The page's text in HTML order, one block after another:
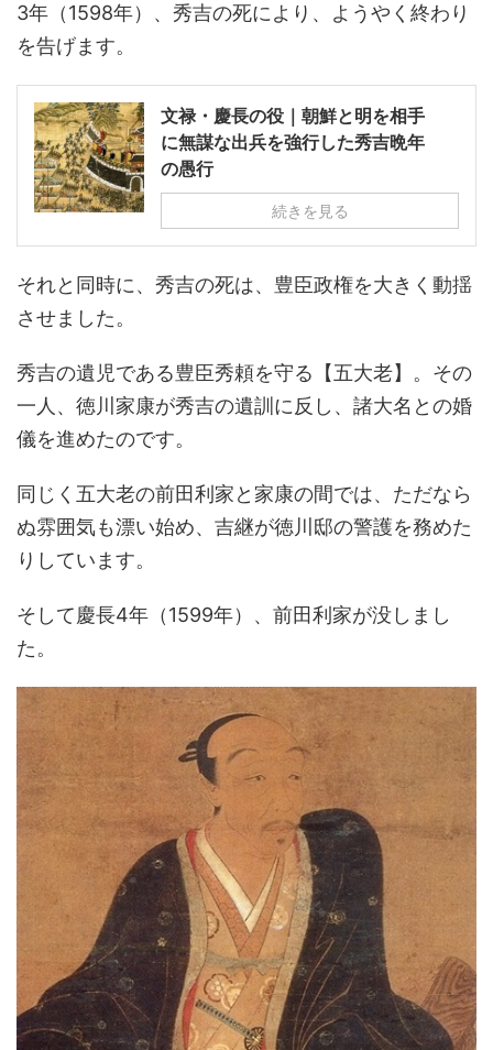
3年（1598年）、秀吉の死により、ようやく終わり
を告げます。
文禄・慶長の役｜朝鮮と明を相手
に無謀な出兵を強行した秀吉晩年
の愚行
続きを見る
それと同時に、秀吉の死は、豊臣政権を大きく動揺
させました。
秀吉の遺児である豊臣秀頼を守る【五大老】。その
一人、徳川家康が秀吉の遺訓に反し、諸大名との婚
儀を進めたのです。
同じく五大老の前田利家と家康の間では、ただなら
ぬ雰囲気も漂い始め、吉継が徳川邸の警護を務めた
りしています。
そして慶長4年（1599年）、前田利家が没しまし
た。